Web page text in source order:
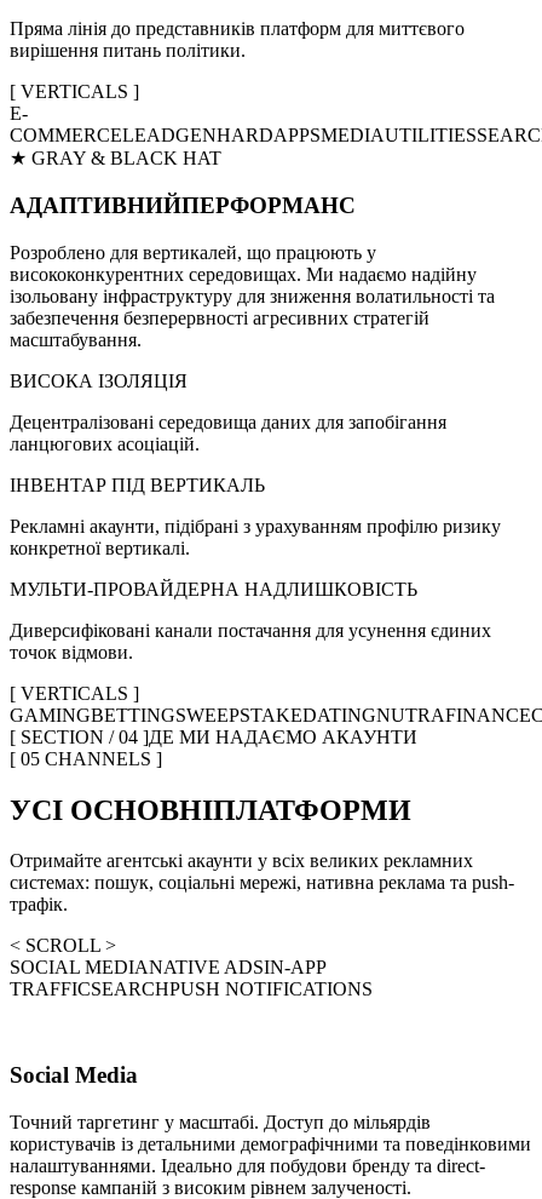
Пряма лінія до представників платформ для миттєвого
вирішення питань політики.
[ VERTICALS ]
E-
COMMERCELEADGENHARDAPPSMEDIAUTILITIES
★ GRAY & BLACK HAT
АДАПТИВНИЙПЕРФОРМАНС
Розроблено для вертикалей, що працюють у
висококонкурентних середовищах. Ми надаємо надійну
ізольовану інфраструктуру для зниження волатильності та
забезпечення безперервності агресивних стратегій
масштабування.
ВИСОКА ІЗОЛЯЦІЯ
Децентралізовані середовища даних для запобігання
ланцюгових асоціацій.
ІНВЕНТАР ПІД ВЕРТИКАЛЬ
Рекламні акаунти, підібрані з урахуванням профілю ризику
конкретної вертикалі.
МУЛЬТИ-ПРОВАЙДЕРНА НАДЛИШКОВІСТЬ
Диверсифіковані канали постачання для усунення єдиних
точок відмови.
[ VERTICALS ]
GAMINGBETTINGSWEEPSTAKEDATINGNUTRAFINANCE
[ SECTION / 04 ]ДЕ МИ НАДАЄМО АКАУНТИ
[ 05 CHANNELS ]
УСІ ОСНОВНІПЛАТФОРМИ
Отримайте агентські акаунти у всіх великих рекламних
системах: пошук, соціальні мережі, нативна реклама та push-
трафік.
< SCROLL >
SOCIAL MEDIANATIVE ADSIN-APP
TRAFFICSEARCHPUSH NOTIFICATIONS
Social Media
Точний таргетинг у масштабі. Доступ до мільярдів
користувачів із детальними демографічними та поведінковими
налаштуваннями. Ідеально для побудови бренду та direct-
response кампаній з високим рівнем залученості.